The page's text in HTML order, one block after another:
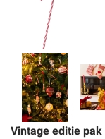
Vintage editie pak